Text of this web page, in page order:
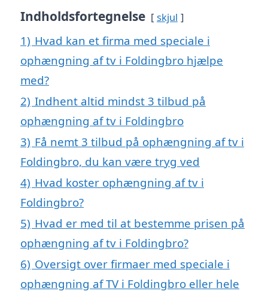
Indholdsfortegnelse skjul
1) Hvad kan et firma med speciale i
ophængning af tv i Foldingbro hjælpe
med?
2) Indhent altid mindst 3 tilbud på
ophængning af tv i Foldingbro
3) Få nemt 3 tilbud på ophængning af tv i
Foldingbro, du kan være tryg ved
4) Hvad koster ophængning af tv i
Foldingbro?
5) Hvad er med til at bestemme prisen på
ophængning af tv i Foldingbro?
6) Oversigt over firmaer med speciale i
ophængning af TV i Foldingbro eller hele